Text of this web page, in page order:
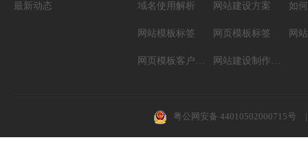
最新动态 域名使用解析 网站建设方案 如
网站模板标签 网页模板标签
网页模板客户案例 网站建设制作知识
粤公网安备 44010502000715号 |